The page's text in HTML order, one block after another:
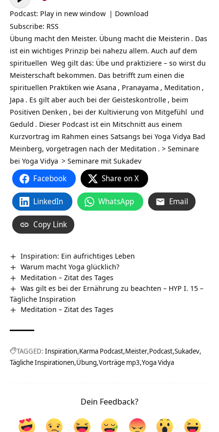
Player
Podcast: Play in new window | Download
Subscribe: RSS
Übung macht den Meister. Übung macht die Meisterin . Das
ist ein wichtiges Prinzip bei nahezu allem. Auch auf dem
spirituellen Weg gilt das: Übe und praktiziere – so wirst du
Meisterschaft bekommen. Das betrifft zum einen die
spirituellen Praktiken wie Asana , Pranayama , Meditation ,
Japa . Es gilt aber auch bei der Geisteskontrolle , beim
Positiven Denken , bei der Kultivierung von Mitgefühl und
Geduld . Dieser Podcast ist ein Mitschnitt aus einem
Kurzvortrag im Rahmen eines Satsangs bei Yoga Vidya Bad
Meinberg, vorgetragen nach der Meditation . > Seminare
bei Yoga Vidya > Seminare mit Sukadev
Facebook Share on X
LinkedIn WhatsApp Email
Copy Link
Inspiration: Ein aufrichtiges Leben
Warum macht Yoga glücklich?
Meditation – Zitat des Tages
Was gilt es bei der Ernährung zu beachten – HYP I. 15 –
Tägliche Inspiration
Meditation – Zitat des Tages
TAGGED: Inspiration Karma Podcast Meister Podcast Sukadev
Tägliche Inspirationen Übung Vorträge mp3 Yoga Vidya
Dein Feedback?